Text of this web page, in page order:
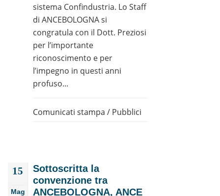
sistema Confindustria. Lo Staff
di ANCEBOLOGNA si
congratula con il Dott. Preziosi
per l’importante
riconoscimento e per
l’impegno in questi anni
profuso...
Comunicati stampa / Pubblici
15
Mag
Sottoscritta la
convenzione tra
ANCEBOLOGNA, ANCE